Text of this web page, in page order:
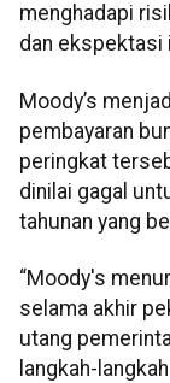
menghadapi
dan ekspektasi
Moody’s
pembayaran
peringkat
dinilai gagal
tahunan yang
“Moody's
selama akhir
utang
langkah-